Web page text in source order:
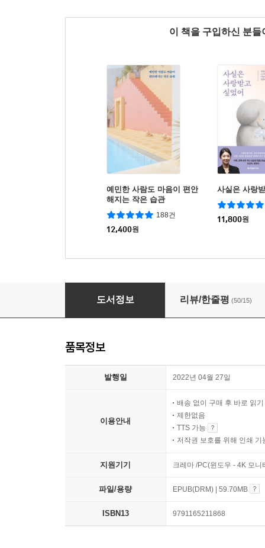
이 책을 구입하신 분
예민한 사람도 마음이 편안
해지는 작은 습관
188건
12,400원
사실은 사랑
11,800원
겸손한 공감
도서정보 리뷰/한줄평 (50/15)
품목정보
발행일 2022년 04월 27일
이용안내
배송 없이 구매 후 바로 읽기
제한없음
TTS 가능
저작권 보호를 위해 인쇄 기
지원기기 크레마 /PC(윈도우 - 4K 모
파일/용량 EPUB(DRM) | 59.70MB
ISBN13 9791165211868